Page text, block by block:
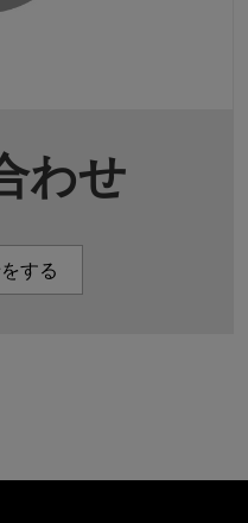
わせ
する